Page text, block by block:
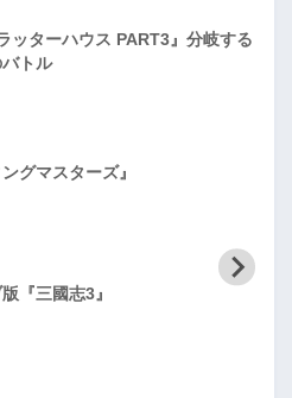
ッターハウス PART3』分岐する
トル
グマスターズ』
『三國志3』